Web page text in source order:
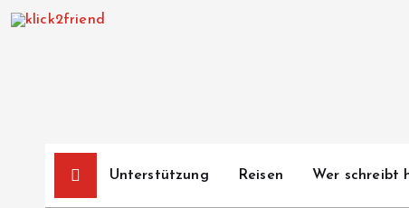
Unterstützung Reisen Wer schreibt